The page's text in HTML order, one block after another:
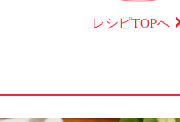
レシピTOPへ